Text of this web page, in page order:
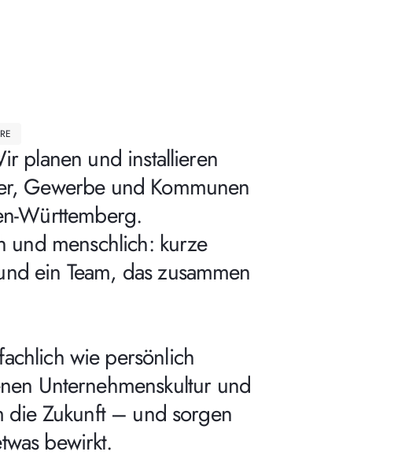
planen und installieren
Gewerbe und Kommunen
Württemberg.
und menschlich: kurze
ein Team, das zusammen
wie persönlich
Unternehmenskultur und
die Zukunft – und sorgen
bewirkt.